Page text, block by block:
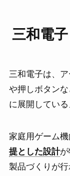
三和電
三和電子は、
や押しボタン
に展開している
家庭用ゲーム機
提とした設計
製品づくりが行